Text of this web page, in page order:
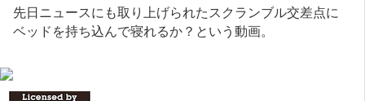
先日ニュースにも取り上げられたスクランブル交差点に
ベッドを持ち込んで寝れるか？という動画。